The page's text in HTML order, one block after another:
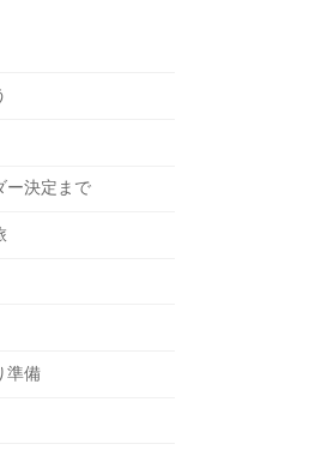
ー決定まで
準備